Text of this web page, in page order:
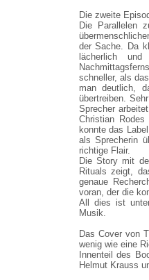
Die zweite
Die Parallelen
der Sache. Da
lächerlich
schneller, als
man deutlich,
übertreiben.
Sprecher
Christian
konnte das
als Sprecherin
richtige Flair.
Die Story mit
Rituals zeigt,
genaue
voran, der die
All dies ist
Musik.
Das Cover von
wenig wie eine
Innenteil des
Helmut Krauss